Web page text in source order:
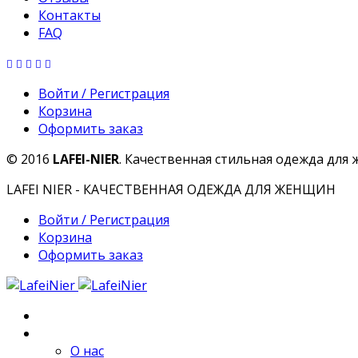
Контакты
FAQ
Войти / Регистрация
Корзина
Оформить заказ
© 2016 LAFEI-NIER. Качественная стильная одежда для
LAFEI NIER - КАЧЕСТВЕННАЯ ОДЕЖДА ДЛЯ ЖЕНЩИН
Войти / Регистрация
Корзина
Оформить заказ
О нас